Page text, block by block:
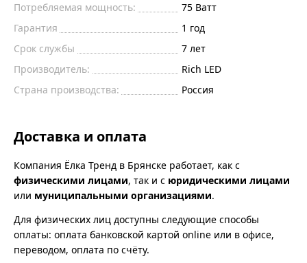
Потребляемая мощность:
75 Ватт
Гарантия
1 год
Срок службы
7 лет
Производитель:
Rich LED
Страна производства:
Россия
Доставка и оплата
Компания Ёлка Тренд в Брянске работает, как с
физическими лицами, так и с юридическими лицами
или муниципальными организациями.
Для физических лиц доступны следующие способы
оплаты: оплата банковской картой online или в офисе,
переводом, оплата по счёту.